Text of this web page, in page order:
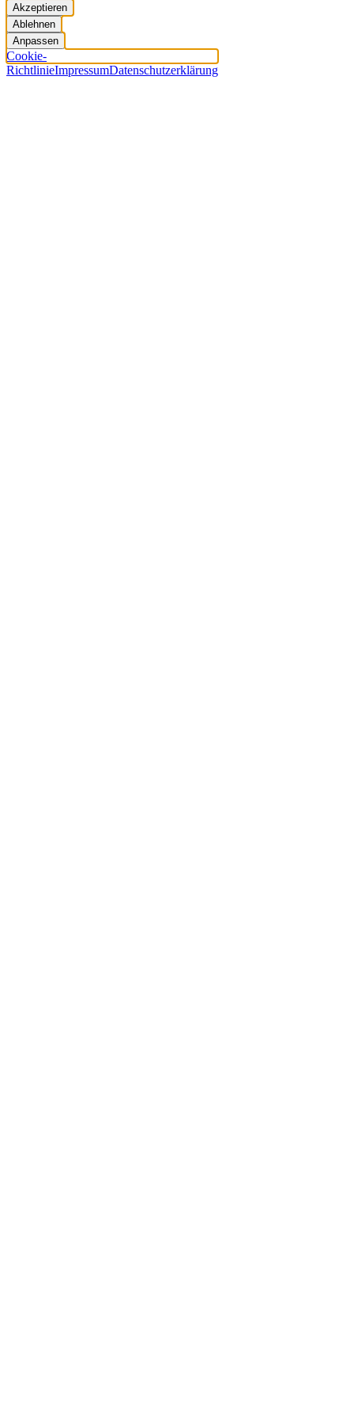
Akzeptieren
Ablehnen
Anpassen
Cookie-
RichtlinieImpressumDatenschutzerklärung